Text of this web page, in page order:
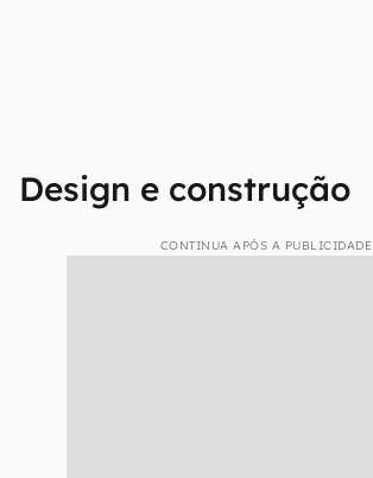
Design e construção
CONTINUA APÓS A PUBLICIDADE